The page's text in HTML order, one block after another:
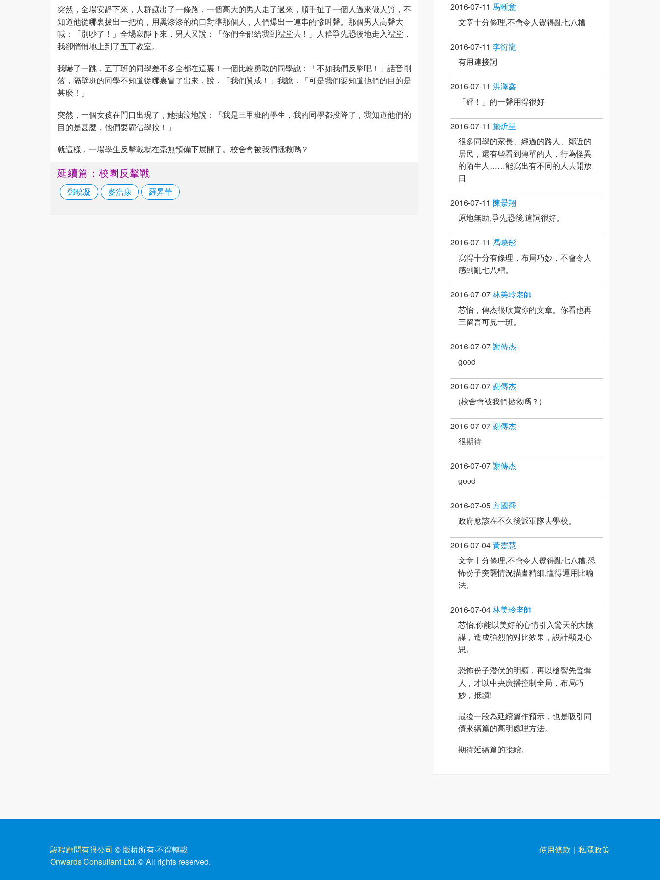
突然，全場安靜下來，人群讓出了一條路，一個高大的男人走了過來，順手扯了一個人過來做人質，不
知道他從哪裏拔出一把槍，用黑漆漆的槍口對準那個人，人們爆出一連串的慘叫聲。那個男人高聲大
喊：「別吵了！」全場寂靜下來，男人又說：「你們全部給我到禮堂去！」人群爭先恐後地走入禮堂，
我卻悄悄地上到了五丁教室。
我嚇了一跳，五丁班的同學差不多全都在這裏！一個比較勇敢的同學說：「不如我們反擊吧！」話音剛
落，隔壁班的同學不知道從哪裏冒了出來，說：「我們贊成！」我說：「可是我們要知道他們的目的是
甚麼！」
突然，一個女孩在門口出現了，她抽泣地說：「我是三甲班的學生，我的同學都投降了，我知道他們的
目的是甚麼，他們要霸佔學挍！」
就這樣，一場學生反擊戰就在毫無預備下展開了。校舍會被我們拯救嗎？
延續篇：校園反擊戰
鄧曉凝 麥浩康 羅昇華
2016-07-11 馬晰意
文章十分條理,不會令人覺得亂七八糟
2016-07-11 李衍龍
有用連接詞
2016-07-11 洪澤鑫
「砰！」的一聲用得很好
2016-07-11 施炘呈
很多同學的家長、經過的路人、鄰近的
居民，還有些看到傳單的人，行為怪異
的陌生人……能寫出有不同的人去開放
日
2016-07-11 陳景翔
原地無助,爭先恐後,這詞很好。
2016-07-11 馮曉彤
寫得十分有條理，布局巧妙，不會令人
感到亂七八糟。
2016-07-07林美玲老師
芯怡，傳杰很欣賞你的文章。你看他再
三留言可見一斑。
2016-07-07謝傳杰
good
2016-07-07謝傳杰
(校舍會被我們拯救嗎？)
2016-07-07謝傳杰
很期待
2016-07-07謝傳杰
good
2016-07-05方國喬
政府應該在不久後派軍隊去學校。
2016-07-04黃靈慧
文章十分條理,不會令人覺得亂七八糟,恐
怖份子突襲情況描畫精細,懂得運用比喻
法。
2016-07-04林美玲老師
芯怡,你能以美好的心情引入驚天的大陰
謀，造成強烈的對比效果，設計顯見心
思。
恐怖份子潛伏的明顯，再以槍響先聲奪
人，才以中央廣播控制全局，布局巧
妙，抵讚!
最後一段為延續篇作預示，也是吸引同
儕來續篇的高明處理方法。
期待延續篇的接續。
駿程顧問有限公司 © 版權所有·不得轉載
Onwards Consultant Ltd. © All rights reserved.
使用條款 ｜ 私隱政策